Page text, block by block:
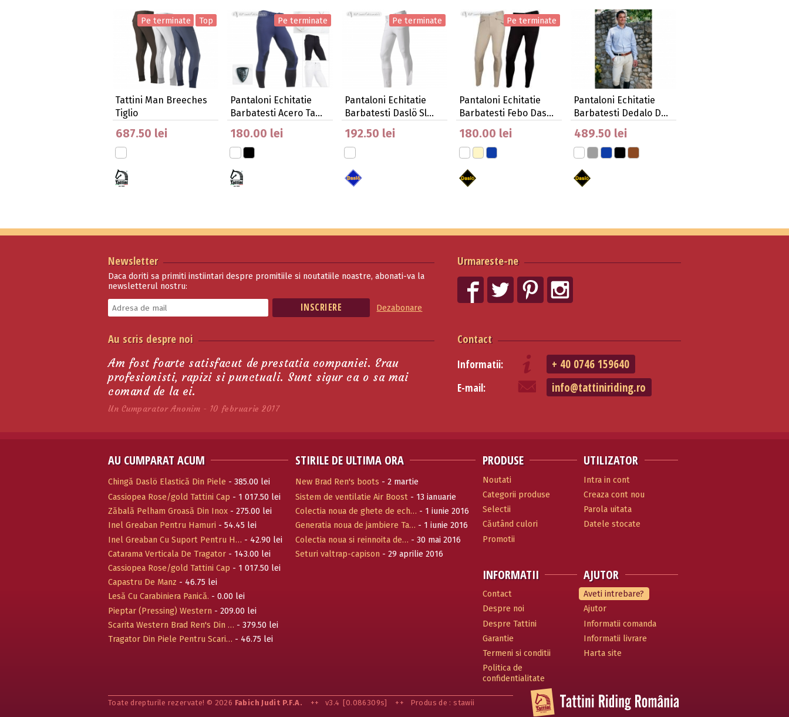
Top
Pe terminate
Tattini Man Breeches
Tiglio
687.50 lei
Pe terminate
Pantaloni Echitatie
Barbatesti Acero Ta…
180.00 lei
Pe terminate
Pantaloni Echitatie
Barbatesti Daslö Sl…
192.50 lei
Pe terminate
Pantaloni Echitatie
Barbatesti Febo Das…
180.00 lei
Pantaloni Echitatie
Barbatesti Dedalo D…
489.50 lei
Barbatesti Larice T…
228.00 lei
Urmareste-ne
Newsletter
Daca doriti sa primiti instiintari despre promitiile si noutatiile noastre, abonati-va la
newsletterul nostru:
Dezabonare
Contact
Informatii: + 40 0746 159640
E-mail: info@tattiniriding.ro
Au scris despre noi
Am fost foarte satisfacut de prestatia companiei. Erau
profesionisti, rapizi si punctuali. Sunt sigur ca o sa mai
comand de la ei.
Un Cumparator Anonim - 10 februarie 2017
AU CUMPARAT ACUM
Chingă Daslö Elastică Din Piele - 385.00 lei
Cassiopea Rose/gold Tattini Cap - 1 017.50 lei
Zăbală Pelham Groasă Din Inox - 275.00 lei
Inel Greaban Pentru Hamuri - 54.45 lei
Inel Greaban Cu Suport Pentru H… - 42.90 lei
Catarama Verticala De Tragator - 143.00 lei
Cassiopea Rose/gold Tattini Cap - 1 017.50 lei
Capastru De Manz - 46.75 lei
Lesă Cu Carabiniera Panică. - 0.00 lei
Pieptar (Pressing) Western - 209.00 lei
Scarita Western Brad Ren's Din … - 379.50 lei
Tragator Din Piele Pentru Scari… - 46.75 lei
STIRILE DE ULTIMA ORA
New Brad Ren's boots - 2 martie
Sistem de ventilatie Air Boost- 13 ianuarie
2017
Colectia noua de ghete de ech… - 1 iunie 2016
Generatia noua de jambiere Ta… - 1 iunie 2016
Colectia noua si reinnoita de… - 30 mai 2016
Seturi valtrap-capison - 29 aprilie 2016
PRODUSE
Noutati
Categorii produse
Selectii
Căutând culori
Promotii
INFORMATII
Contact
Despre noi
Despre Tattini
Garantie
Termeni si conditii
Politica de
confidentialitate
UTILIZATOR
Intra in cont
Creaza cont nou
Parola uitata
Datele stocate
AJUTOR
Aveti intrebare?
Ajutor
Informatii comanda
Informatii livrare
Harta site
Toate drepturile rezervate! © 2026 Fabich Judit P.F.A. ++ v3.4 [0.086309s] ++ Produs de : stawii